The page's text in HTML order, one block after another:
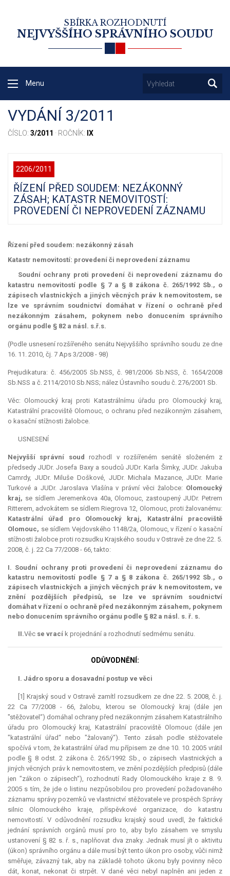
SBÍRKA ROZHODNUTÍ
NEJVYŠŠÍHO SPRÁVNÍHO SOUDU
Menu
VYDÁNÍ 3/2011
ČÍSLO: 3/2011 · ROČNÍK: IX
2206/2011
ŘÍZENÍ PŘED SOUDEM: NEZÁKONNÝ
ZÁSAH; KATASTR NEMOVITOSTÍ:
PROVEDENÍ ČI NEPROVEDENÍ ZÁZNAMU
Řízení před soudem: nezákonný zásah
Katastr nemovitostí: provedení či neprovedení záznamu
Soudní ochrany proti provedení či neprovedení záznamu do
katastru nemovitostí podle § 7 a § 8 zákona č. 265/1992 Sb., o
zápisech vlastnických a jiných věcných práv k nemovitostem, se
lze ve správním soudnictví domáhat v řízení o ochraně před
nezákonným zásahem, pokynem nebo donucením správního
orgánu podle § 82 a násl. s.ř.s.
(Podle usnesení rozšířeného senátu Nejvyššího správního soudu ze dne
16. 11. 2010, čj. 7 Aps 3/2008 - 98)
Prejudikatura: č. 456/2005 Sb.NSS, č. 981/2006 Sb.NSS, č. 1654/2008
Sb.NSS a č. 2114/2010 Sb.NSS; nález Ústavního soudu č. 276/2001 Sb.
Věc: Olomoucký kraj proti Katastrálnímu úřadu pro Olomoucký kraj,
Katastrální pracoviště Olomouc, o ochranu před nezákonným zásahem,
o kasační stížnosti žalobce.
USNESENÍ
Nejvyšší správní soud
rozhodl v rozšířeném senátě složeném z
předsedy JUDr. Josefa Baxy a soudců JUDr. Karla Šimky, JUDr. Jakuba
Camrdy, JUDr. Miluše Doškové, JUDr. Michala Mazance, JUDr. Marie
Turkové a JUDr. Jaroslava Vlašína v právní věci žalobce: Olomoucký
kraj, se sídlem Jeremenkova 40a, Olomouc, zastoupený JUDr. Petrem
Ritterem, advokátem se sídlem Riegrova 12, Olomouc, proti žalovanému:
Katastrální úřad pro Olomoucký kraj, Katastrální pracoviště
Olomouc, se sídlem Vejdovského 1148/2a, Olomouc, v řízení o kasační
stížnosti žalobce proti rozsudku Krajského soudu v Ostravě ze dne 22. 5.
2008, č. j. 22 Ca 77/2008 - 66, takto:
I. Soudní ochrany proti provedení či neprovedení záznamu do
katastru nemovitostí podle § 7 a § 8 zákona č. 265/1992 Sb., o
zápisech vlastnických a jiných věcných práv k nemovitostem, ve
znění pozdějších předpisů, se lze ve správním soudnictví
domáhat v řízení o ochraně před nezákonným zásahem, pokynem
nebo donucením správního orgánu podle § 82 a násl. s. ř. s.
II.Věc se vrací k projednání a rozhodnutí sedmému senátu.
ODŮVODNĚNÍ:
I. Jádro sporu a dosavadní postup ve věci
[1] Krajský soud v Ostravě zamítl rozsudkem ze dne 22. 5. 2008, č. j.
22 Ca 77/2008 - 66, žalobu, kterou se Olomoucký kraj (dále jen
"stěžovatel“) domáhal ochrany před nezákonným zásahem Katastrálního
úřadu pro Olomoucký kraj, Katastrální pracoviště Olomouc (dále jen
"katastrální úřad“ nebo "žalovaný“). Tento zásah podle stěžovatele
spočívá v tom, že katastrální úřad mu přípisem ze dne 10. 10. 2005 vrátil
podle § 8 odst. 2 zákona č. 265/1992 Sb., o zápisech vlastnických a
jiných věcných práv k nemovitostem, ve znění pozdějších předpisů (dále
jen "zákon o zápisech“), rozhodnutí Rady Olomouckého kraje z 8. 9.
2005 s tím, že jde o listinu nezpůsobilou pro provedení požadovaného
záznamu správy pozemků ve vlastnictví stěžovatele ve prospěch Správy
silnic Olomouckého kraje, příspěvkové organizace, do katastru
nemovitostí. V odůvodnění rozsudku krajský soud uvedl, že faktické
jednání správních orgánů musí pro to, aby bylo zásahem ve smyslu
ustanovení § 82 s. ř. s., naplňovat dva znaky. Jednak musí jít o aktivitu
(úkon) správního orgánu a dále musí být tento úkon pro osoby, vůči nimž
směřuje, závazný tak, aby na základě tohoto úkonu byly povinny něco
dát, konat, nekonat či strpět. V dané věci nebyl naplněn ani jeden z